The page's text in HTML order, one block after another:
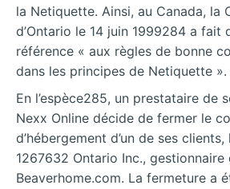
la Netiquette. Ainsi, au Canada, la
d’Ontario le 14 juin 1999284 a fait
référence « aux règles de bonne
dans les principes de Netiquette ».
En l’espèce285, un prestataire de
Nexx Online décide de fermer le
d’hébergement d’un de ses
1267632 Ontario Inc., gestionnaire
Beaverhome.com. La fermeture a